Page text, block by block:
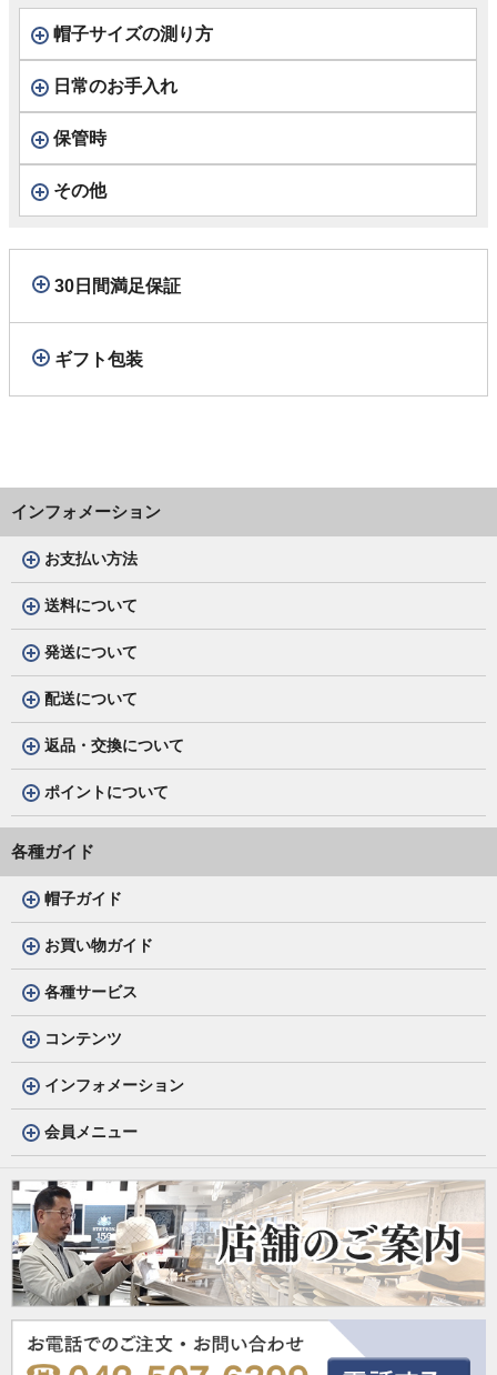
帽子サイズの測り方
日常のお手入れ
保管時
その他
30日間満足保証
ギフト包装
インフォメーション
お支払い方法
送料について
発送について
配送について
返品・交換について
ポイントについて
各種ガイド
帽子ガイド
お買い物ガイド
各種サービス
コンテンツ
インフォメーション
会員メニュー